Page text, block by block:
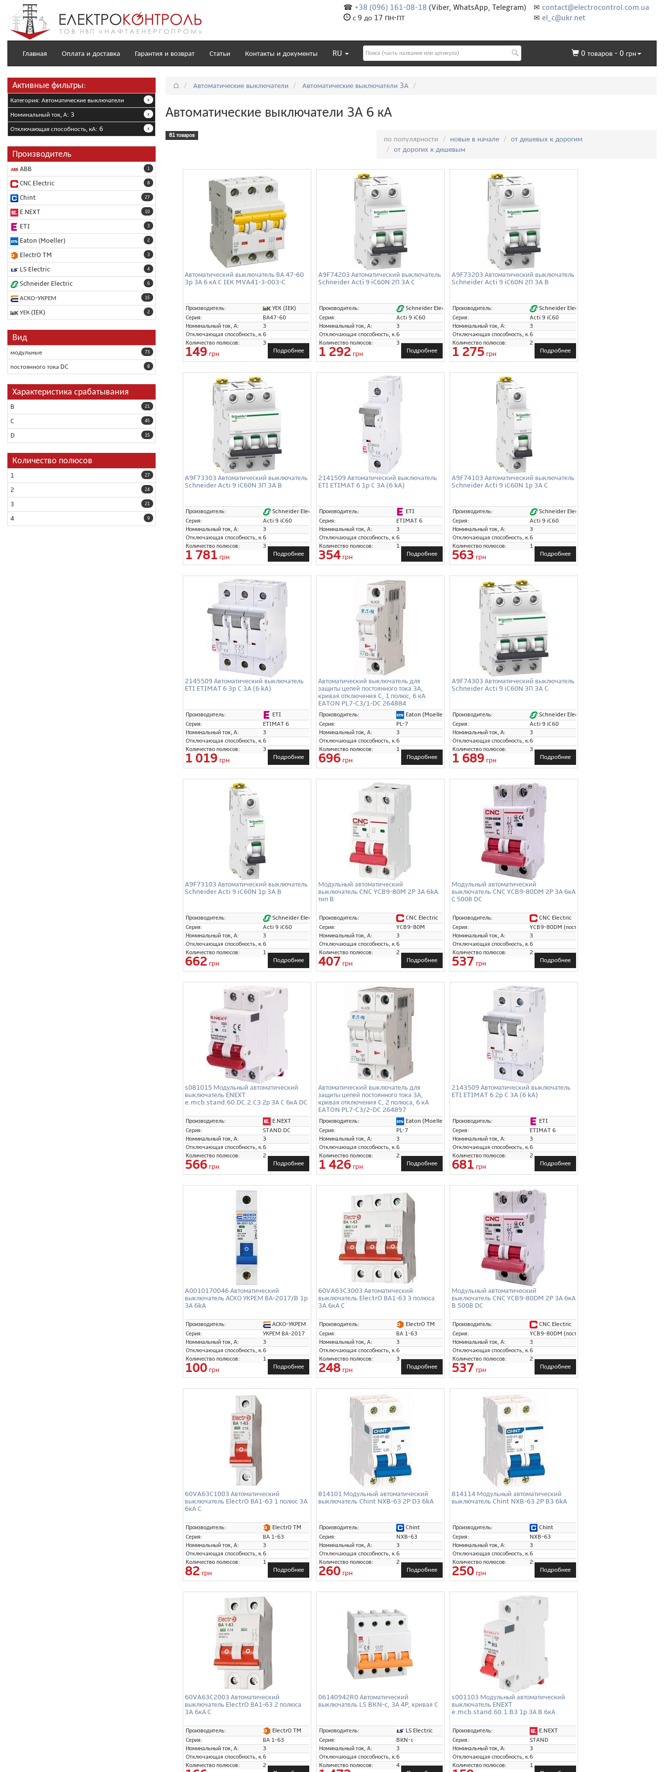
✉ contact@electrocontrol.com.ua
✉ el_c@ukr.net
☎ +38 (096) 161-08-18 (Viber, WhatsApp, Telegram)
с 9 до 17 ПН-ПТ
Главная Оплата и доставка Гарантия и возврат Статьи Контакты и документы RU 0 товаров - 0 грн
Активные фильтры:
x
Категория: Автоматические выключатели
x
Номинальный ток, А: 3
x
Отключающая способность, кА: 6
Производитель
1
ABB
8
CNC Electric
27
Chint
10
E.NEXT
3
ETI
2
Eaton (Moeller)
3
ElectrO TM
4
LS Electric
6
Schneider Electric
15
АСКО-УКРЕМ
2
УЕК (IEK)
Вид
73
модульные
8
постоянного тока DC
Характеристика срабатывания
21
B
45
C
15
D
Количество полюсов
27
1
24
2
21
3
9
4
⌂ Автоматические выключатели Автоматические выключатели 3А
Автоматические выключатели 3А 6 кА
81 товаров по популярности новые в начале
от дешевых к дорогим
от дорогих к дешевым
Автоматический выключатель ВА 47-60
3p 3А 6 кА C IEK MVA41-3-003-C
Производитель:
УЕК (IEK)
Серия:
ВА47-60
Номинальный ток, А:
3
Отключающая способность, кА:
6
Количество полюсов:
3
149 грн Подробнее
A9F74203 Автоматический выключатель
Schneider Acti 9 iC60N 2П 3A C
Производитель:
Schneider Electric
Серия:
Acti 9 iC60
Номинальный ток, А:
3
Отключающая способность, кА:
6
Количество полюсов:
3
1 292 грн Подробнее
A9F73203 Автоматический выключатель
Schneider Acti 9 iC60N 2П 3A B
Производитель:
Schneider Electric
Серия:
Acti 9 iC60
Номинальный ток, А:
3
Отключающая способность, кА:
6
Количество полюсов:
2
1 275 грн Подробнее
A9F73303 Автоматический выключатель
Schneider Acti 9 iC60N 3П 3A B
Производитель:
Schneider Electric
Серия:
Acti 9 iC60
Номинальный ток, А:
3
Отключающая способность, кА:
6
Количество полюсов:
3
1 781 грн Подробнее
2141509 Автоматический выключатель
ETI ETIMAT 6 1p C 3A (6 kA)
Производитель:
ETI
Серия:
ETIMAT 6
Номинальный ток, А:
3
Отключающая способность, кА:
6
Количество полюсов:
1
354грн Подробнее
A9F74103 Автоматический выключатель
Schneider Acti 9 iC60N 1p 3A C
Производитель:
Schneider Electric
Серия:
Acti 9 iC60
Номинальный ток, А:
3
Отключающая способность, кА:
6
Количество полюсов:
1
563 грн Подробнее
2145509 Автоматический выключатель
ETI ETIMAT 6 3p C 3A (6 kA)
Производитель:
ETI
Серия:
ETIMAT 6
Номинальный ток, А:
3
Отключающая способность, кА:
6
Количество полюсов:
3
1 019 грн Подробнее
Автоматический выключатель для
защиты цепей постоянного тока 3А,
кривая отключения C, 1 полюс, 6 кА
EATON PL7-C3/1-DC 264884
Производитель:
Eaton (Moeller)
Серия:
PL-7
Номинальный ток, А:
3
Отключающая способность, кА:
6
Количество полюсов:
1
696 грн Подробнее
A9F74303 Автоматический выключатель
Schneider Acti 9 iC60N 3П 3A C
Производитель:
Schneider Electric
Серия:
Acti 9 iC60
Номинальный ток, А:
3
Отключающая способность, кА:
6
Количество полюсов:
3
1 689 грн Подробнее
A9F73103 Автоматический выключатель
Schneider Acti 9 iC60N 1p 3A B
Производитель:
Schneider Electric
Серия:
Acti 9 iC60
Номинальный ток, А:
3
Отключающая способность, кА:
6
Количество полюсов:
1
662 грн Подробнее
Модульный автоматический
выключатель CNC YCB9-80M 2P 3А 6kA
тип B
Производитель:
CNC Electric
Серия:
YCB9-80M
Номинальный ток, А:
3
Отключающая способность, кА:
6
Количество полюсов:
2
407 грн Подробнее
Модульный автоматический
выключатель CNC YCB9-80DM 2P 3А 6кА
С 500В DC
Производитель:
CNC Electric
Серия:
YCB9-80DM (постоянный ток)
Номинальный ток, А:
3
Отключающая способность, кА:
6
Количество полюсов:
2
537 грн Подробнее
s081015 Модульный автоматический
выключатель ENEXT
e.mcb.stand.60.DC.2.C3 2р 3А C 6кА DC
Производитель:
E.NEXT
Серия:
STAND DC
Номинальный ток, А:
3
Отключающая способность, кА:
6
Количество полюсов:
2
566 грн Подробнее
Автоматический выключатель для
защиты цепей постоянного тока 3А,
кривая отключения C, 2 полюса, 6 кА
EATON PL7-C3/2-DC 264897
Производитель:
Eaton (Moeller)
Серия:
PL-7
Номинальный ток, А:
3
Отключающая способность, кА:
6
Количество полюсов:
2
1 426 грн Подробнее
2143509 Автоматический выключатель
ETI ETIMAT 6 2p C 3A (6 kA)
Производитель:
ETI
Серия:
ETIMAT 6
Номинальный ток, А:
3
Отключающая способность, кА:
6
Количество полюсов:
2
681 грн Подробнее
A0010170046 Автоматический
выключатель АСКО УКРЕМ ВА-2017/B 1p
3А 6kA
Производитель:
АСКО-УКРЕМ
Серия:
УКРЕМ ВА-2017
Номинальный ток, А:
3
Отключающая способность, кА:
6
Количество полюсов:
1
100 грн Подробнее
60VA63C3003 Автоматический
выключатель ElectrO ВА1-63 3 полюса
3A 6кА С
Производитель:
ElectrO TM
Серия:
ВА 1-63
Номинальный ток, А:
3
Отключающая способность, кА:
6
Количество полюсов:
3
248 грн Подробнее
Модульный автоматический
выключатель CNC YCB9-80DM 2P 3А 6кА
B 500В DC
Производитель:
CNC Electric
Серия:
YCB9-80DM (постоянный ток)
Номинальный ток, А:
3
Отключающая способность, кА:
6
Количество полюсов:
2
537 грн Подробнее
60VA63C1003 Автоматический
выключатель ElectrO ВА1-63 1 полюс 3A
6кА С
Производитель:
ElectrO TM
Серия:
ВА 1-63
Номинальный ток, А:
3
Отключающая способность, кА:
6
Количество полюсов:
1
82 грн Подробнее
814101 Модульный автоматический
выключатель Chint NXB-63 2P D3 6kA
Производитель:
Chint
Серия:
NXB-63
Номинальный ток, А:
3
Отключающая способность, кА:
6
Количество полюсов:
2
260 грн Подробнее
814114 Модульный автоматический
выключатель Chint NXB-63 2P B3 6kA
Производитель:
Chint
Серия:
NXB-63
Номинальный ток, А:
3
Отключающая способность, кА:
6
Количество полюсов:
2
250 грн Подробнее
60VA63C2003 Автоматический
выключатель ElectrO ВА1-63 2 полюса
3A 6кА С
Производитель:
ElectrO TM
Серия:
ВА 1-63
Номинальный ток, А:
3
Отключающая способность, кА:
6
Количество полюсов:
2
06140942R0 Автоматический
выключатель LS BKN-c, 3А 4P, кривая C
Производитель:
LS Electric
Серия:
BKN-c
Номинальный ток, А:
3
Отключающая способность, кА:
6
Количество полюсов:
4
s001103 Модульный автоматический
выключатель ENEXT
e.mcb.stand.60.1.B3 1p 3А B 6кА
Производитель:
E.NEXT
Серия:
STAND
Номинальный ток, А:
3
Отключающая способность, кА:
6
Количество полюсов:
1